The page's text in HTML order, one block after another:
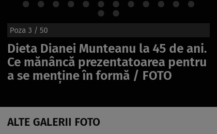
Poza 3 / 50
Dieta Dianei Munteanu la 45 de ani.
Ce mănâncă prezentatoarea pentru
a se menține în formă / FOTO
ALTE GALERII FOTO